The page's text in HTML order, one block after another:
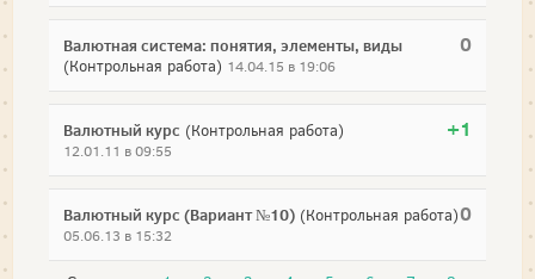
0
Валютная система: понятия, элементы, виды
(Контрольная работа) 14.04.15 в 19:06
+1
Валютный курс (Контрольная работа)
12.01.11 в 09:55
0
Валютный курс (Вариант №10) (Контрольная работа)
05.06.13 в 15:32